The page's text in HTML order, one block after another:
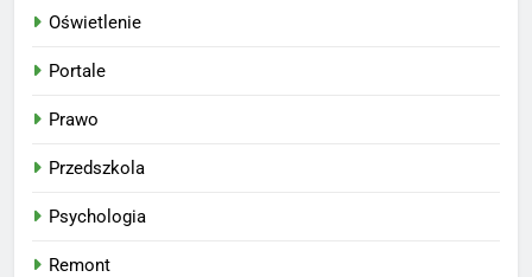
Oświetlenie
Portale
Prawo
Przedszkola
Psychologia
Remont